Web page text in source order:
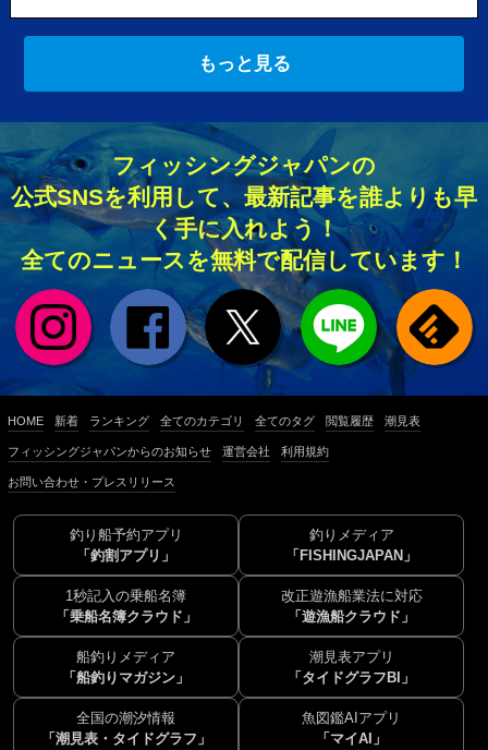
もっと見る
フィッシングジャパンの
公式SNSを利用して、最新記事を誰よりも早
く手に入れよう！
全てのニュースを無料で配信しています！
HOME 新着 ランキング 全てのカテゴリ 全てのタグ 閲覧履歴 潮見表
フィッシングジャパンからのお知らせ 運営会社 利用規約
お問い合わせ・プレスリリース
釣り船予約アプリ
「釣割アプリ」
釣りメディア
「FISHINGJAPAN」
1秒記入の乗船名簿
「乗船名簿クラウド」
改正遊漁船業法に対応
「遊漁船クラウド」
船釣りメディア
「船釣りマガジン」
潮見表アプリ
「タイドグラフBI」
全国の潮汐情報
「潮見表・タイドグラフ」
魚図鑑AIアプリ
「マイAI」